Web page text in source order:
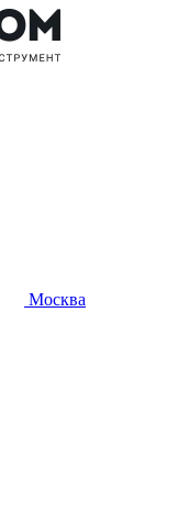
Москва